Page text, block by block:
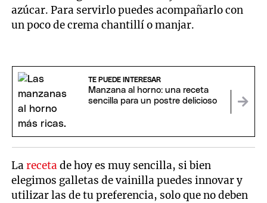
azúcar. Para servirlo puedes acompañarlo con
un poco de crema chantillí o manjar.
TE PUEDE INTERESAR
Manzana al horno: una receta
sencilla para un postre delicioso
Lareceta de hoy es muy sencilla, si bien
elegimos galletas de vainilla puedes innovar y
utilizar las de tu preferencia, solo que no deben